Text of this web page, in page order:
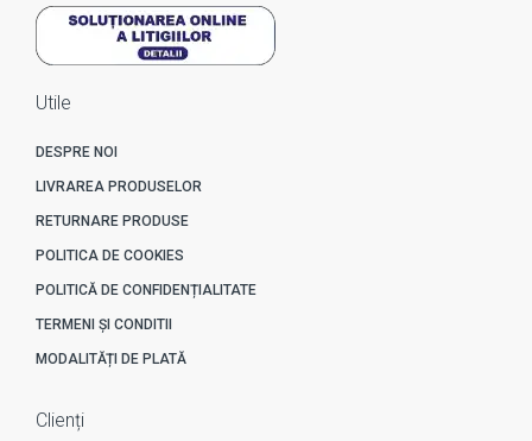
Utile
DESPRE NOI
LIVRAREA PRODUSELOR
RETURNARE PRODUSE
POLITICA DE COOKIES
POLITICĂ DE CONFIDENȚIALITATE
TERMENI ȘI CONDITII
MODALITĂȚI DE PLATĂ
Clienți